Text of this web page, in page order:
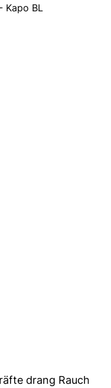
Kapo BL
drang Rauch